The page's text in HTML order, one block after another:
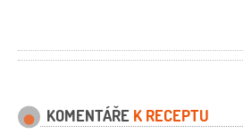
KOMENTÁŘE K RECEPTU